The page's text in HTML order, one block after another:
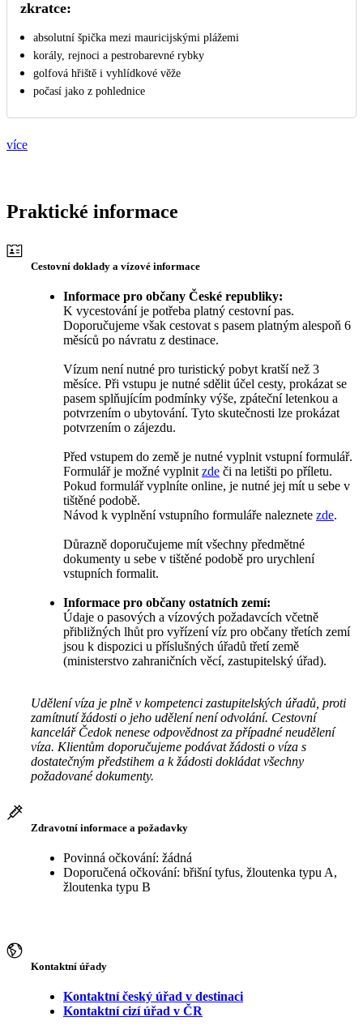
zkratce:
absolutní špička mezi mauricijskými plážemi
korály, rejnoci a pestrobarevné rybky
golfová hřiště i vyhlídkové věže
počasí jako z pohlednice
více
Praktické informace
Cestovní doklady a vízové informace
Informace pro občany České republiky:
K vycestování je potřeba platný cestovní pas.
Doporučujeme však cestovat s pasem platným alespoň 6
měsíců po návratu z destinace.
Vízum není nutné pro turistický pobyt kratší než 3
měsíce. Při vstupu je nutné sdělit účel cesty, prokázat se
pasem splňujícím podmínky výše, zpáteční letenkou a
potvrzením o ubytování. Tyto skutečnosti lze prokázat
potvrzením o zájezdu.
Před vstupem do země je nutné vyplnit vstupní formulář.
Formulář je možné vyplnit zde či na letišti po příletu.
Pokud formulář vyplníte online, je nutné jej mít u sebe v
tištěné podobě.
Návod k vyplnění vstupního formuláře naleznete zde.
Důrazně doporučujeme mít všechny předmětné
dokumenty u sebe v tištěné podobě pro urychlení
vstupních formalit.
Informace pro občany ostatních zemí:
Údaje o pasových a vízových požadavcích včetně
přibližných lhůt pro vyřízení víz pro občany třetích zemí
jsou k dispozici u příslušných úřadů třetí země
(ministerstvo zahraničních věcí, zastupitelský úřad).
Udělení víza je plně v kompetenci zastupitelských úřadů, proti
zamítnutí žádosti o jeho udělení není odvolání. Cestovní
kancelář Čedok nenese odpovědnost za případné neudělení
víza. Klientům doporučujeme podávat žádosti o víza s
dostatečným předstihem a k žádosti dokládat všechny
požadované dokumenty.
Zdravotní informace a požadavky
Povinná očkování: žádná
Doporučená očkování: břišní tyfus, žloutenka typu A,
žloutenka typu B
Kontaktní úřady
Kontaktní český úřad v destinaci
Kontaktní cizí úřad v ČR